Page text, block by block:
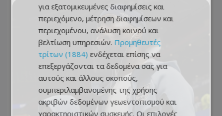
για εξατομικευμένες διαφημίσεις και
περιεχόμενο, μέτρηση διαφημίσεων και
περιεχομένου, ανάλυση κοινού και
βελτίωση υπηρεσιών. Προμηθευτές
τρίτων (1884) ενδέχεται επίσης να
επεξεργάζονται τα δεδομένα σας για
αυτούς και άλλους σκοπούς,
συμπεριλαμβανομένης της χρήσης
ακριβών δεδομένων γεωεντοπισμού και
χαρακτηριστικών συσκευής. Οι επιλογές